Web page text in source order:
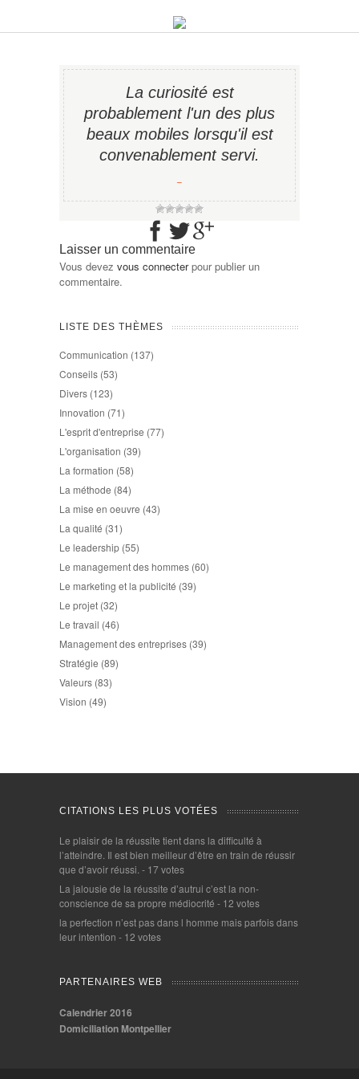
La curiosité est
probablement l'un des plus
beaux mobiles lorsqu'il est
convenablement servi.
−
Laisser un commentaire
Vous devez vous connecterpour publier un
commentaire.
LISTE DES THÈMES
Communication (137)
Conseils (53)
Divers (123)
Innovation (71)
L'esprit d'entreprise (77)
L'organisation (39)
La formation (58)
La méthode (84)
La mise en oeuvre (43)
La qualité (31)
Le leadership (55)
Le management des hommes (60)
Le marketing et la publicité (39)
Le projet (32)
Le travail (46)
Management des entreprises (39)
Stratégie (89)
Valeurs (83)
Vision (49)
CITATIONS LES PLUS VOTÉES
Le plaisir de la réussite tient dans la difficulté à
l’atteindre. Il est bien meilleur d’être en train de réussir
que d’avoir réussi. - 17 votes
La jalousie de la réussite d’autrui c’est la non-
conscience de sa propre médiocrité - 12 votes
la perfection n’est pas dans l homme mais parfois dans
leur intention - 12 votes
PARTENAIRES WEB
Calendrier 2016
Domiciliation Montpellier